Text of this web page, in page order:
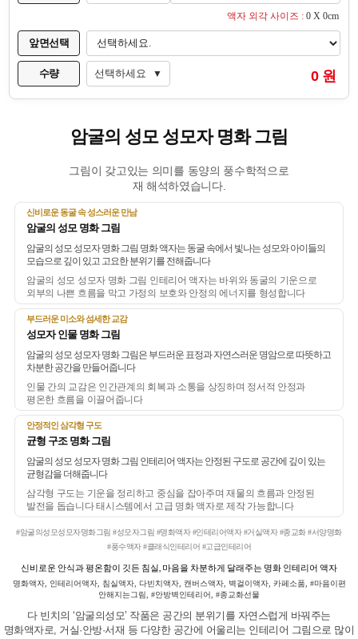
액자 외각 사이즈 : 0 X 0cm
앞면선택
수량 선택하세요 ▼ 0 원
암굴의 성모 성모자 명화 그림
그림이 갖고있는 의미를 동양의 풍수학적으로
재 해석하였습니다.
신비로운 동굴 속 성스러운 만남
암굴의 성모 명화 그림
암굴의 성모 성모자 명화 그림 명화 액자는 동굴 속에서 빛나는 성모와 아이들의
모습으로 깊이 있고 고요한 분위기를 전해줍니다
암굴의 성모 성모자 명화 그림 인테리어 액자는 바위와 동굴의 기운으로
외부의 나쁜 흐름을 막고 가정의 보호와 안정의 에너지를 형성합니다
부드러운 미소와 섬세한 교감
성모자 인물 명화 그림
암굴의 성모 성모자 명화 그림은 부드러운 표정과 자연스러운 명암으로 따뜻하고
차분한 공간을 만들어줍니다
인물 간의 교감은 인간관계의 회복과 소통을 상징하며 정서적 안정과
평온한 흐름을 이끌어줍니다
안정적인 삼각형 구도
균형 구조 명화 그림
암굴의 성모 성모자 명화 그림 인테리어 액자는 안정된 구도로 공간에 깊이 있는
균형감을 더해줍니다
삼각형 구도는 기운을 정리하고 중심을 잡아주며 재물의 흐름과 안정된
발전을 돕습니다 태시스템에서 고급 명화 액자로 제작 가능합니다
#암굴의성모성모자명화그림 #성모자그림 #명화액자 #인테리어액자 #거실액자 #종교화 #서양명화
#풍수액자 #클래식인테리어 #고급인테리어
신비로운 안식과 평온함이 깃든 침실, 마음을 차분하게 달래주는 명화 인테리어 액자
명화액자, 인테리어액자, 침실액자, 다빈치액자, 캔버스액자, 벽걸이액자, 카페소품, #마음이편
안해지는그림, #안방벽인테리어, #종교화선물
다 빈치의 ‘암굴의성모’ 작품은 공간의 분위기를 자연스럽게 바꿔주는
명화액자로, 거실·안방·서재 등 다양한 공간에 어울리는 인테리어 그림으로 많이